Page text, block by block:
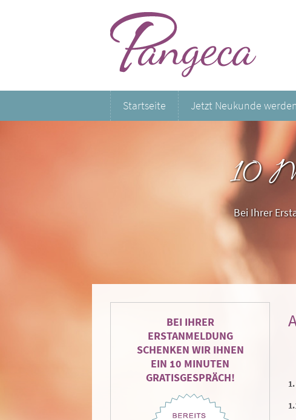
Startseite Jetzt Neukunde werden
10
Bei Ihrer
BEI IHRER
ERSTANMELDUNG
SCHENKEN WIR IHNEN
EIN 10 MINUTEN
GRATISGESPRÄCH!